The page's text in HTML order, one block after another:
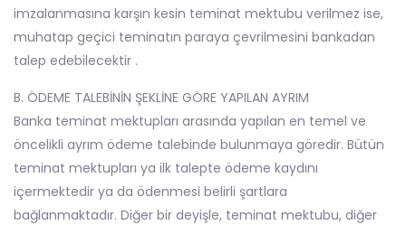
imzalanmasına karşın kesin teminat mektubu verilmez ise,
muhatap geçici teminatın paraya çevrilmesini bankadan
talep edebilecektir .
B. ÖDEME TALEBİNİN ŞEKLİNE GÖRE YAPILAN AYRIM
Banka teminat mektupları arasında yapılan en temel ve
öncelikli ayrım ödeme talebinde bulunmaya göredir. Bütün
teminat mektupları ya ilk talepte ödeme kaydını
içermektedir ya da ödenmesi belirli şartlara
bağlanmaktadır. Diğer bir deyişle, teminat mektubu, diğer